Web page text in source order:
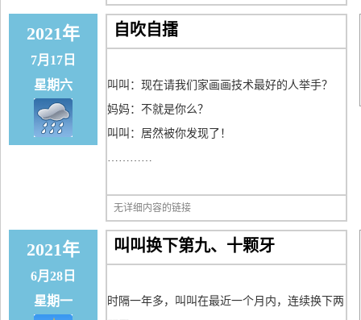
2021年
7月17日
星期六
自吹自擂
叫叫：现在请我们家画画技术最好的人举手？
妈妈：不就是你么？
叫叫：居然被你发现了！
…………
无详细内容的链接
2021年
6月28日
星期一
叫叫换下第九、十颗牙
时隔一年多，叫叫在最近一个月内，连续换下两